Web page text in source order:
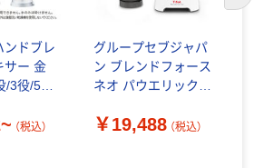
ンドブレ
サー 金
3役/5役
てる】
（税込）
グループセブジャパ
ン ブレンドフォース
ネオ パウエリックス
台（直送品）
￥19,488 （税込）